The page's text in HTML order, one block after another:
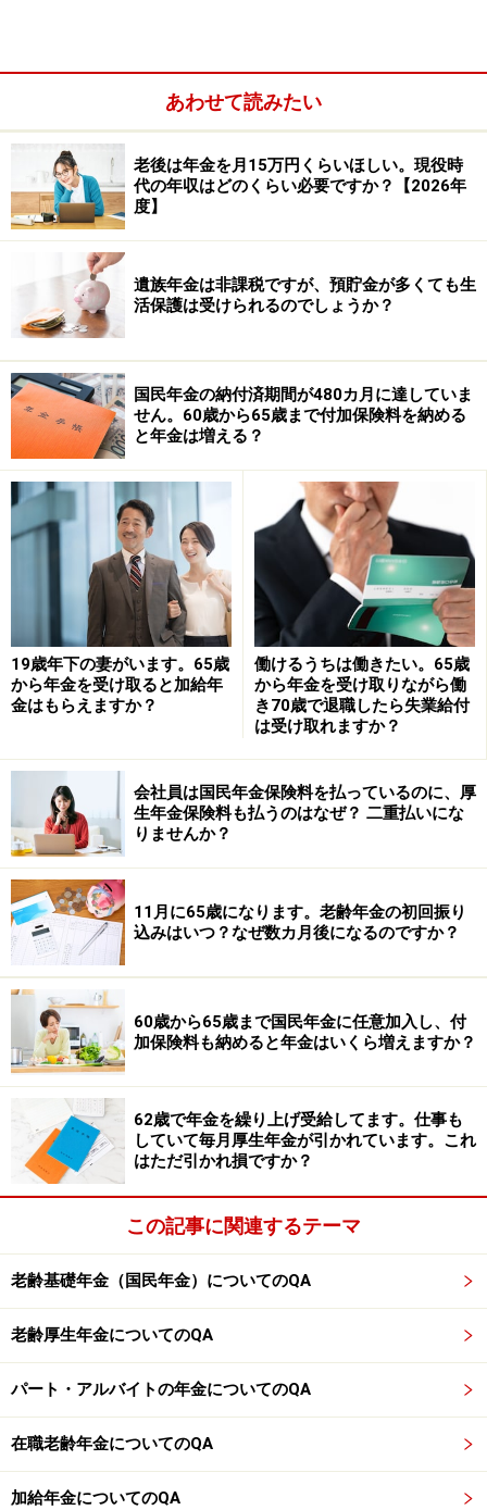
今回のケースでは、65歳から68歳までの3年間、年収450
万円で働くとのことなので、月収にすると約37万5000円
です。この金額をもとに、平成15年4月以降の加入期間
に使う計算式で概算すると、増える老齢厚生年金額は次
のようになります。
※昭和21年4月1日以前生まれの人については、給付乗率
が異なります。経過的加算は考慮していません。
37万5000円×5.481／1000×36カ月＝約7万3994円
したがって、3年間厚生年金に加入して働いた場合、老
齢厚生年金は年額で約7万4000円増える目安です。月額
にすると約6166円の増加になります。
ただし、実際に増える年金額は、これまでの加入記録や
標準報酬、経過的加算の有無などによって変わります。
そのため、正確な金額を知りたい場合は、ねんきん定期
便やねんきんネット、年金事務所で確認するのが確実で
す。
また、60歳以降に厚生年金に加入しながら老齢厚生年金
を受け取る場合は、在職老齢年金制度の対象になること
があります。2026年度の支給停止基準額は65万円で、老
齢厚生年金の報酬比例部分の月額と総報酬月額相当額
（おおよその給与収入など）の合計がこれを超えると、
老齢厚生年金の一部または全部が支給停止されます。
※専門家に取り上げてほしい質問がある人はこちらから
応募するか、コメント欄への書き込みをお願いします。
監修・文／深川 弘恵（ファイナンシャルプランナー）
※記事内容は執筆時点のものです。最新の内容をご確認くださ
い。
本記事の内容は一般的な情報提供を目的としており、特定の金融
商品や投資行動を推奨するものではありません。
掲載情報の正確性・完全性については十分に配慮しております
最新の情報や詳細については、必ず各金融機関やサービス提供者
の公式情報をご確認ください。
あわせて読みたい
老後は年金を月15万円くらいほしい。現役時
代の年収はどのくらい必要ですか？【2026年
度】
遺族年金は非課税ですが、預貯金が多くても生
活保護は受けられるのでしょうか？
国民年金の納付済期間が480カ月に達していま
せん。60歳から65歳まで付加保険料を納める
と年金は増える？
19歳年下の妻がいます。65歳
から年金を受け取ると加給年
金はもらえますか？
働けるうちは働きたい。65歳
から年金を受け取りながら働
き70歳で退職したら失業給付
は受け取れますか？
会社員は国民年金保険料を払っているのに、厚
生年金保険料も払うのはなぜ？ 二重払いにな
りませんか？
11月に65歳になります。老齢年金の初回振り
込みはいつ？なぜ数カ月後になるのですか？
60歳から65歳まで国民年金に任意加入し、付
加保険料も納めると年金はいくら増えますか？
62歳で年金を繰り上げ受給してます。仕事も
していて毎月厚生年金が引かれています。これ
はただ引かれ損ですか？
この記事に関連するテーマ
老齢基礎年金（国民年金）についてのQA
老齢厚生年金についてのQA
パート・アルバイトの年金についてのQA
在職老齢年金についてのQA
加給年金についてのQA